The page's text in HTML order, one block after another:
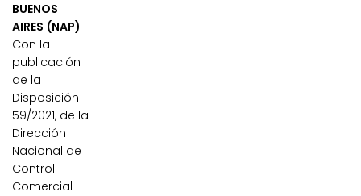
BUENOS
AIRES (NAP)
Con la
publicación
de la
Disposición
59/2021, de la
Dirección
Nacional de
Control
Comercial